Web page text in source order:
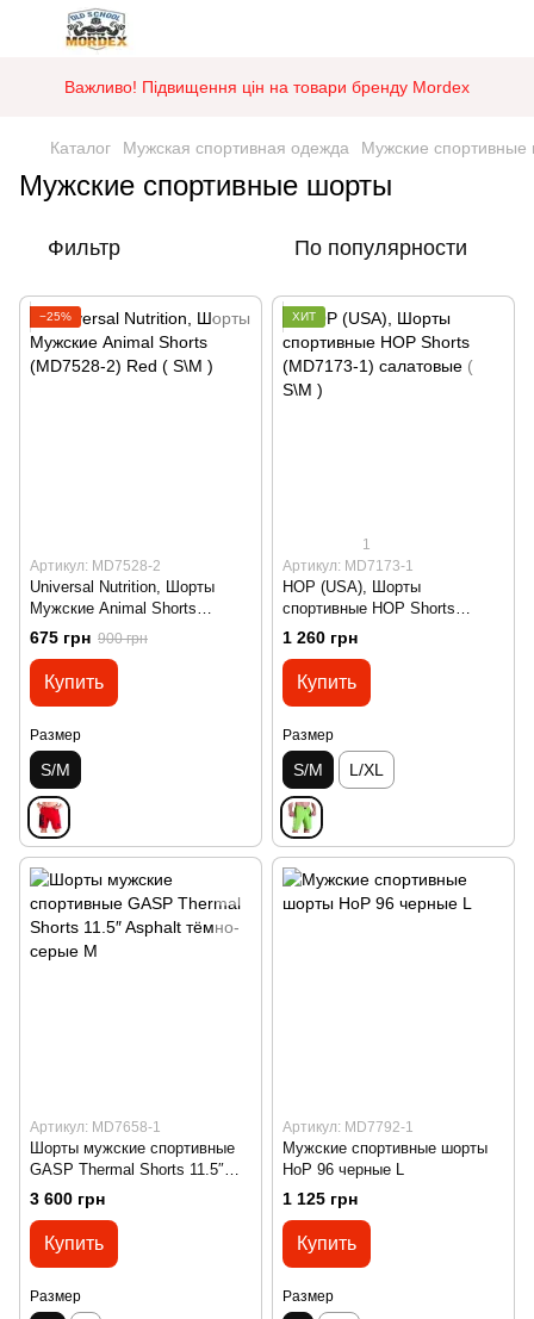
Важливо! Підвищення цін на товари бренду Mordex
Каталог Мужская спортивная одежда Мужские
Мужские спортивные шорты
Фильтр По популярности
−25%
Артикул: MD7528-2
Universal Nutrition, Шорты
Мужские Animal Shorts
(MD7528-2) Red ( S\M )
675 грн 900 грн
Купить
Размер
S/M
ХИТ
1
Артикул: MD7173-1
HOP (USA), Шорты
спортивные HOP Shorts
(MD7173-1) салатовые ( S\M )
1 260 грн
Купить
Размер
S/M L/XL
Артикул: MD7658-1
Шорты мужские спортивные
GASP Thermal Shorts 11.5″
Asphalt тёмно-серые M
3 600 грн
Купить
Размер
Артикул: MD7792-1
Мужские спортивные шорты
HoP 96 черные L
1 125 грн
Купить
Размер